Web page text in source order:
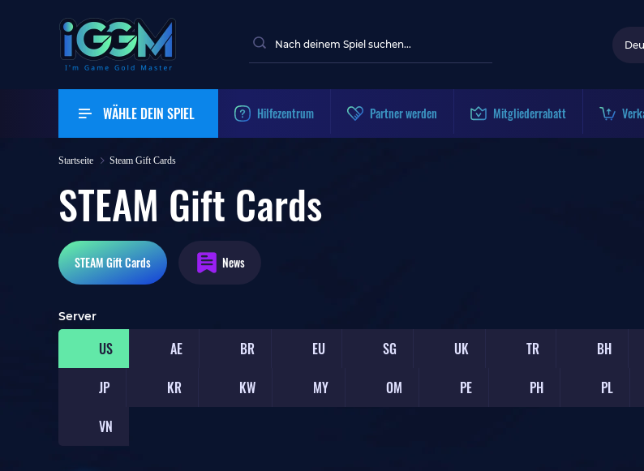
WÄHLE DEIN SPIEL Hilfezentrum Partner werden Mitgliederrabatt
Startseite Steam Gift Cards
STEAM Gift Cards
STEAMGift Cards News
Server
US AE BR EU SG UK TR BH
JP
KR KW MY OM PE PH PL
VN